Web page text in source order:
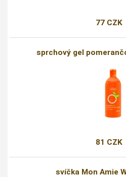
77 CZK
sprchový gel
81 CZK
svíčka Mon Amie